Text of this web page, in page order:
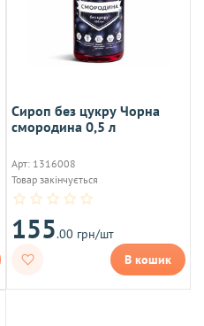
Сироп без цукру Чорна
смородина 0,5 л
Арт: 1316008
Товар закінчується
155.00 грн/шт
В кошик